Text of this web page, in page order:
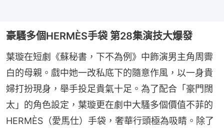
豪騷多個HERMÈS手袋 第28集演技大爆發
葉璇在短劇《蘇秘書，下不為例》中飾演男主角周霽
白的母親。戲中她一改私底下的隨意作風，以一身貴
婦打扮現身，舉手投足貴氣十足。為了配合「豪門闊
太」的角色設定，葉璇更在劇中大騷多個價值不菲的
HERMÈS（愛馬仕）手袋，奢華行頭極為吸睛。除了